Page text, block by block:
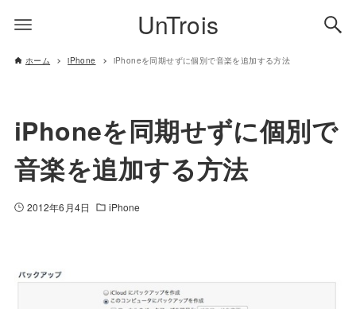
UnTrois
ホーム iPhone iPhoneを同期せずに個別で音楽を追加する方法
iPhoneを同期せずに個別で
音楽を追加する方法
2012年6月4日 iPhone